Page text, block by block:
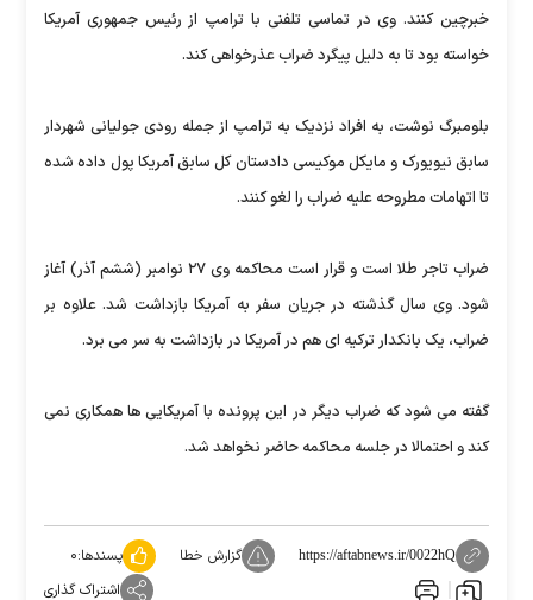
خبرچین کنند. وی در تماسی تلفنی با ترامپ از رئیس جمهوری آمریکا
خواسته بود تا به دلیل پیگرد ضراب عذرخواهی کند.
بلومبرگ نوشت، به افراد نزدیک به ترامپ از جمله رودی جولیانی شهردار
سابق نیویورک و مایکل موکیسی دادستان کل سابق آمریکا پول داده شده
تا اتهامات مطروحه علیه ضراب را لغو کنند.
ضراب تاجر طلا است و قرار است محاکمه وی ۲۷ نوامبر (ششم آذر) آغاز
شود. وی سال گذشته در جریان سفر به آمریکا بازداشت شد. علاوه بر
ضراب، یک بانکدار ترکیه ای هم در آمریکا در بازداشت به سر می برد.
گفته می شود که ضراب دیگر در این پرونده با آمریکایی ها همکاری نمی
کند و احتمالا در جلسه محاکمه حاضر نخواهد شد.
https://aftabnews.ir/0022hQ گزارش خطا پسندها:۰
اشتراک گذاری